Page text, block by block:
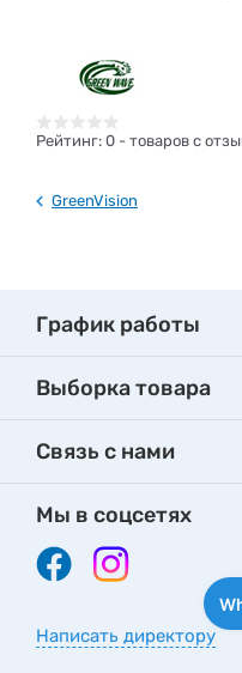
Рейтинг: 0 - товаров с
GreenVision
График работы
Выборка товара
Связь с нами
Мы в соцсетях
Написать директору